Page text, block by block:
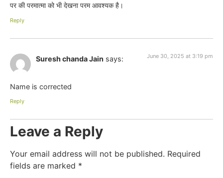
पर की परमात्मा को भी देखना परम आवश्यक है।
Reply
Suresh chanda Jain says: June 30, 2025 at 3:19 pm
Name is corrected
Reply
Leave a Reply
Your email address will not be published. Required
fields are marked *